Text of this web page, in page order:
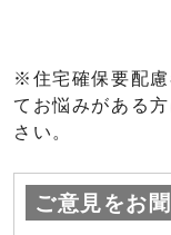
※住宅確保要配慮
てお悩みがある
さい。
ご意見をお